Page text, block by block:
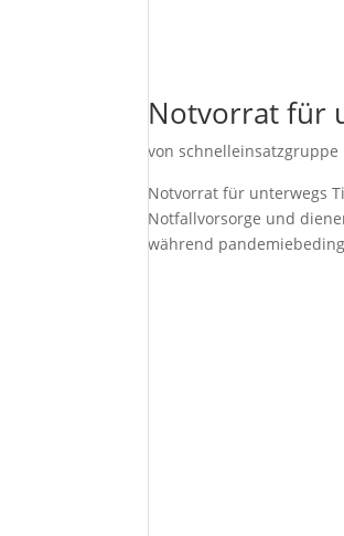
Notvorrat für
vonschnelleinsatzgruppe
Notvorrat für unterwegs
Notfallvorsorge und
während